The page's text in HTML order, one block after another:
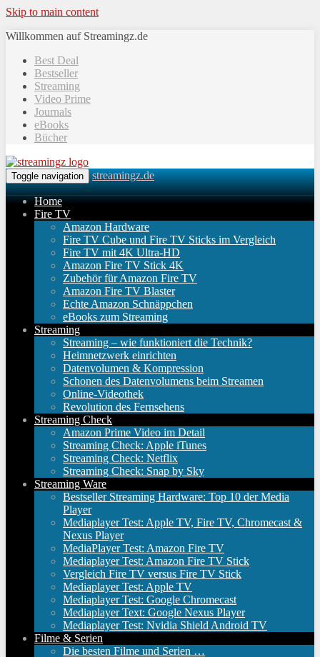
Skip to main content
Willkommen auf Streamingz.de
Best Deal
Bestseller
Streaming
Video Prime
Journals
eBooks
Bücher
Toggle navigation streamingz.de
Home
Fire TV
Amazon Hardware
Fire TV Cube und Fire TV Sticks im Vergleich
Fire TV mit 4K Ultra-HD
Amazon Fire TV Stick 4K
Zubehör für Amazon Fire TV
Amazon Fire TV Blaster
Echte Amazon Schnäppchen
eBooks zum Streaming
Streaming
Streaming – wie funktioniert die Technik?
Heimnetzwerk einrichten
Datenvolumen & Kompression
Schonen des Datenvolumens beim Streamen
Online-Videothek
Revolution des Fernsehens
Streaming Check
Amazon Prime Video im Detail
Streaming Check: Apple iTunes
Streaming Check: Netflix
Streaming Check: Snap by Sky
Streaming Ware
Bestseller Streaming Hardware: Top 10 der Media
Player
Mediaplayer Test: Apple TV, Fire TV, Chromecast &
Nexus Player
MediaPlayer Test: Amazon Fire TV
Mediaplayer Test: Amazon Fire TV Stick
Vergleich Fire TV versus Fire TV Stick
Mediaplayer Test: Apple TV
Mediaplayer Test: Google Chromecast
Mediaplayer Text: Google Nexus Player
Mediaplayer Test: Nvidia Shield Android TV
Filme & Serien
Die besten Filme und Serien …